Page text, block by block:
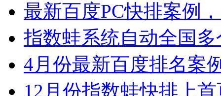
最新百度PC快排案例
指数蛙系统自动全国多
4月份最新百度排名案
12月份指数蛙快排上